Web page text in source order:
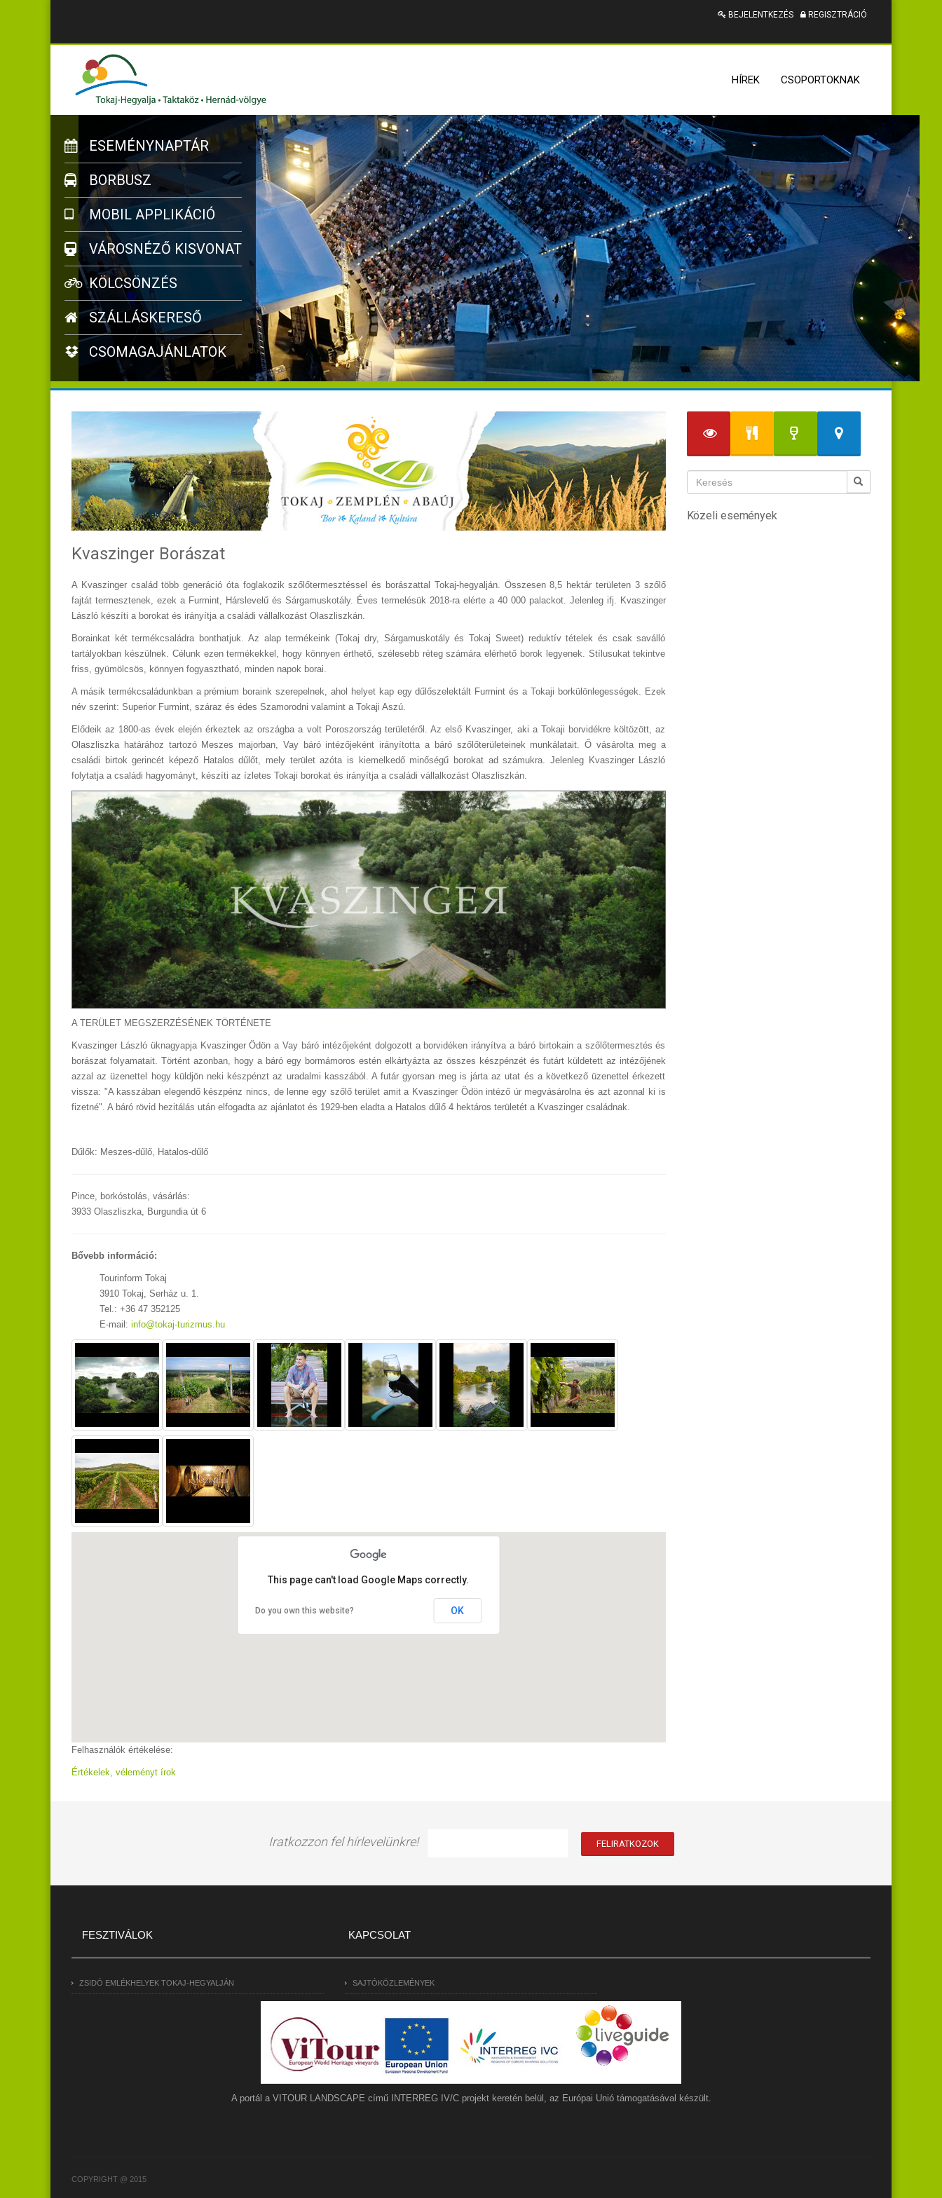
BEJELENTKEZÉS REGISZTRÁCIÓ
HÍREK CSOPORTOKNAK
ESEMÉNYNAPTÁR
BORBUSZ
MOBIL APPLIKÁCIÓ
VÁROSNÉZŐ KISVONAT
KÖLCSÖNZÉS
SZÁLLÁSKERESŐ
CSOMAGAJÁNLATOK
Kvaszinger Borászat
A Kvaszinger család több generáció óta foglakozik szőlőtermesztéssel és borászattal Tokaj-hegyalján. Összesen 8,5 hektár területen 3 szőlő
fajtát termesztenek, ezek a Furmint, Hárslevelű és Sárgamuskotály. Éves termelésük 2018-ra elérte a 40 000 palackot. Jelenleg ifj. Kvaszinger
László készíti a borokat és irányítja a családi vállalkozást Olaszliszkán.
Borainkat két termékcsaládra bonthatjuk. Az alap termékeink (Tokaj dry, Sárgamuskotály és Tokaj Sweet) reduktív tételek és csak saválló
tartályokban készülnek. Célunk ezen termékekkel, hogy könnyen érthető, szélesebb réteg számára elérhető borok legyenek. Stílusukat tekintve
friss, gyümölcsös, könnyen fogyasztható, minden napok borai.
A másik termékcsaládunkban a prémium boraink szerepelnek, ahol helyet kap egy dűlőszelektált Furmint és a Tokaji borkülönlegességek. Ezek
név szerint: Superior Furmint, száraz és édes Szamorodni valamint a Tokaji Aszú.
Elődeik az 1800-as évek elején érkeztek az országba a volt Poroszország területéről. Az első Kvaszinger, aki a Tokaji borvidékre költözött, az
Olaszliszka határához tartozó Meszes majorban, Vay báró intézőjeként irányította a báró szőlőterületeinek munkálatait. Ő vásárolta meg a
családi birtok gerincét képező Hatalos dűlőt, mely terület azóta is kiemelkedő minőségű borokat ad számukra. Jelenleg Kvaszinger László
folytatja a családi hagyományt, készíti az ízletes Tokaji borokat és irányítja a családi vállalkozást Olaszliszkán.
A TERÜLET MEGSZERZÉSÉNEK TÖRTÉNETE
Kvaszinger László üknagyapja Kvaszinger Ödön a Vay báró intézőjeként dolgozott a borvidéken irányítva a báró birtokain a szőlőtermesztés és
borászat folyamatait. Történt azonban, hogy a báró egy bormámoros estén elkártyázta az összes készpénzét és futárt küldetett az intézőjének
azzal az üzenettel hogy küldjön neki készpénzt az uradalmi kasszából. A futár gyorsan meg is járta az utat és a következő üzenettel érkezett
vissza: "A kasszában elegendő készpénz nincs, de lenne egy szőlő terület amit a Kvaszinger Ödön intéző úr megvásárolna és azt azonnal ki is
fizetné". A báró rövid hezitálás után elfogadta az ajánlatot és 1929-ben eladta a Hatalos dűlő 4 hektáros területét a Kvaszinger családnak.
Dűlők: Meszes-dűlő, Hatalos-dűlő
Pince, borkóstolás, vásárlás:
3933 Olaszliszka, Burgundia út 6
Bővebb információ:
Tourinform Tokaj
3910 Tokaj, Serház u. 1.
Tel.: +36 47 352125
E-mail: info@tokaj-turizmus.hu
This page can't load Google Maps correctly.
Do you own this website? OK
Felhasználók értékelése:
Értékelek, véleményt írok
Közeli események
Iratkozzon fel hírlevelünkre!
FESZTIVÁLOK KAPCSOLAT
ZSIDÓ EMLÉKHELYEK TOKAJ-HEGYALJÁN SAJTÓKÖZLEMÉNYEK
A portál a VITOUR LANDSCAPE című INTERREG IV/C projekt keretén belül, az Európai Unió támogatásával készült.
COPYRIGHT @ 2015